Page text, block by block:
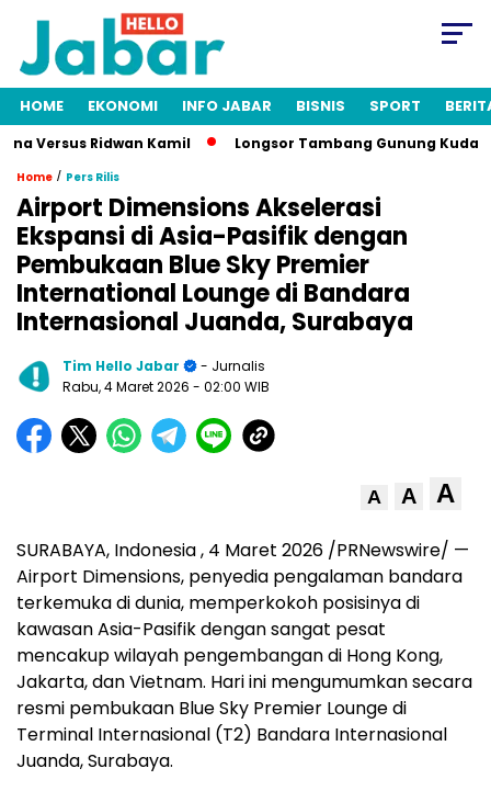
HOME EKONOMI INFO JABAR BISNIS SPORT
Versus Ridwan Kamil Longsor Tambang Gunung Kuda
Home / Pers Rilis
Airport Dimensions Akselerasi
Ekspansi di Asia-Pasifik dengan
Pembukaan Blue Sky Premier
International Lounge di Bandara
Internasional Juanda, Surabaya
Tim Hello Jabar
- Jurnalis
Rabu, 4 Maret 2026 - 02:00 WIB
A A A
SURABAYA, Indonesia, 4 Maret 2026 /PRNewswire/ —
Airport Dimensions, penyedia pengalaman bandara
terkemuka di dunia, memperkokoh posisinya di
kawasan Asia-Pasifik dengan sangat pesat
mencakup wilayah pengembangan di Hong Kong,
Jakarta, dan Vietnam. Hari ini mengumumkan secara
resmi pembukaan Blue Sky Premier Lounge di
Terminal Internasional (T2) Bandara Internasional
Juanda, Surabaya.